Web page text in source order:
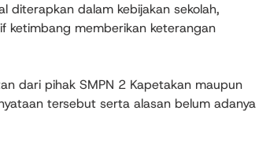
diterapkan dalam kebijakan sekolah,
ketimbang memberikan keterangan
dari pihak SMPN 2 Kapetakan maupun
tersebut serta alasan belum adanya